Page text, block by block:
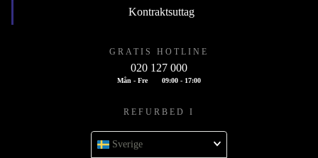
Kontraktsuttag
GRATIS HOTLINE
020 127 000
Mån - Fre 09:00 - 17:00
REFURBED I
Sverige